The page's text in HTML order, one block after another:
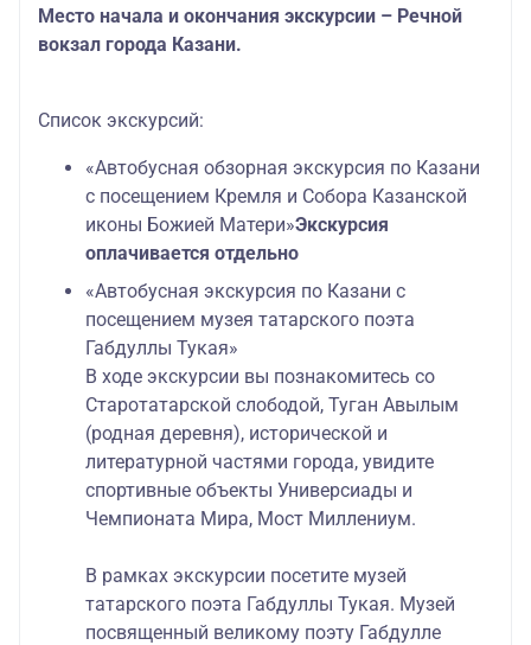
Место начала и окончания экскурсии – Речной
вокзал города Казани.
Список экскурсий:
«Автобусная обзорная экскурсия по Казани
с посещением Кремля и Собора Казанской
иконы Божией Матери»Экскурсия
оплачивается отдельно
«Автобусная экскурсия по Казани с
посещением музея татарского поэта
Габдуллы Тукая»
В ходе экскурсии вы познакомитесь со
Старотатарской слободой, Туган Авылым
(родная деревня), исторической и
литературной частями города, увидите
спортивные объекты Универсиады и
Чемпионата Мира, Мост Миллениум.
В рамках экскурсии посетите музей
татарского поэта Габдуллы Тукая. Музей
посвященный великому поэту Габдулле